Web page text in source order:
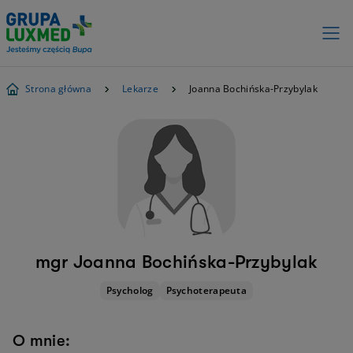
Strona główna Lekarze Joanna Bochińska-Przybylak
mgr Joanna Bochińska-Przybylak
Psycholog Psychoterapeuta
O mnie: